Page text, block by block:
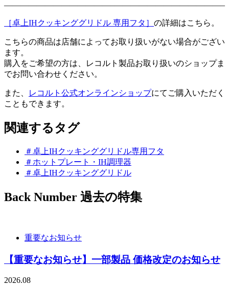
—————————————–—————————————–
［卓上IHクッキンググリドル 専用フタ］ の詳細はこちら。
こちらの商品は店舗によってお取り扱いがない場合がござい
ます。
購入をご希望の方は、レコルト製品お取り扱いのショップま
でお問い合わせください。
また、 レコルト公式オンラインショップにてご購入いただく
こともできます。
関連するタグ
＃卓上IHクッキンググリドル専用フタ
＃ホットプレート・IH調理器
＃卓上IHクッキンググリドル
Back Number 過去の特集
重要なお知らせ
【重要なお知らせ】一部製品 価格改定のお知らせ
2026.08